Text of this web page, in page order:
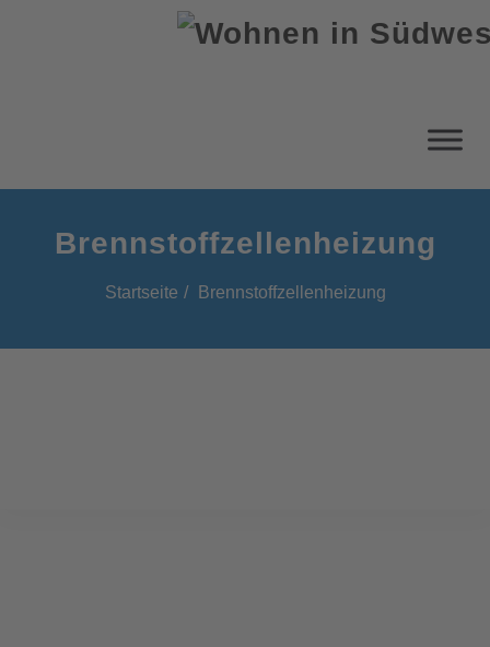
Brennstoffzellenheizung
Startseite Brennstoffzellenheizung